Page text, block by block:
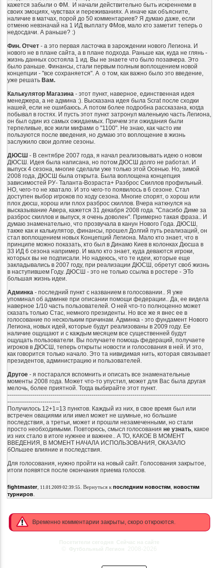
кажется забыли о ФМ. И начали действительно быть искреннеми в
своих эмоциях, чувствах и переживаниях. А иначе как объясните,
наличие в матчах, порой до 50 комментариев? Я думаю даже, если
отменю невзначай на 1 ИД выплату ФМов, мало кто заметит теперь о
недосдачи. А раньше? :)
Фин. Отчет- а это первая ласточка в зарождении нового Легиона. И
нового не в плане сайта, а в плане подхода. Раньше как, куда не глянь -
жизнь данных состояла 1 ид. Вы не знаете что было позавчера. Это
было раньше. Финансы, стали первым полным воплощением новой
концепции - "все сохраняется". А о том, как важно было это введение,
уже решать Вам.
Калькулятор Магазина- этот пункт, наверное, единственная идея
менеджера, а не админа :). Высказана идея была Scrat после сходки
нашей, если не ошибаюсь..А потом более подробна рассказана, когда
побывал в гостях. И пусть этот пункт затронул маленькую часть Легиона,
он был один из самых ожидаемых. Причем эти ожидания были
терпеливые, все жили мифами о "1100". Не знаю, как часто им
пользуются после введения, но думаю это воплощение в жизнь
заслужило свои долгие сезоны.
ДЮСШ - В сентябре 2007 года, я начал реализовывать идею о новом
ДЮСШ. Идея была написана, но потом ДЮСШ долго не работал. И
выпуск 4 сезона, многие сделали уже только этой Осенью. Но, зимой
2008 года, ДЮСШ была открыта. Была воплощена концепция
зависимостей РУ- Таланта-Возраста+ Разброс Скиллов профильный.
НО, чего-то не хватало. И это чего-то появилось в 6 сезоне. Стал
доступен выбор игроков по ходу сезона. Многие спорят, о хорош или
плох дюсш, хорош или плох разброс скиллов. Вчера наткнулся на
высказывание Авера, кажется 31 декабря 2008 года. "Спасибо Диме за
разброс скиллов и выпуск, я очень доволен". Примерно такая фраза.. И
думаю знаменательно, что прозвучала в канун Нового Года. ДЮСШ,
также как и калькулятор, финансы, прошел Долгий путь реализаций, он
стал воплощением новых Концепций Легиона. Мало кто знает, что в
принципе можно показать, кто был в Динамо Киев в колонках Дюсша в
33 ИД 6 сезона например. И мало кто знает, куда деваются игроки,
которых вы не подписали. Но надеюсь, что те идеи, которые еще
закладывались в 2007 году, при реализации ДЮСШ, обретут своб жизнь
в наступившем Году. ДЮСШ - это не только ссылка в ростере - ЭТо
большая жизнь идеи.
Админка- последний пункт с названием в голосовании.. Я уже
упоминал об админке при описании помощи федерации.. Да, ее видела
наверное 1/10 часть пользователей. О ней что-то полноценно может
сказать только Стас, немного президенты. Но все же я внес ее в
голосование по нескольким причинам. Админка - это фундамент Нового
Легиона, новых идей, которые будут реализованы в 2009 году. Ее
наличие ощущают и с каждым месяцем все существенней будут
ощущать пользователи. Вы получаете помощь федераций, получаете
игроков в ДЮСШ, теперь открыты новости и голосования в ней. И это,
как говорится только начало. Это та нивидимая нить, которая связывает
президентов, администрацию и пользователей.
Другое- я постарался вспомнить и описать все знаменательные
моменты 2008 года. Может что-то упустил, может для Вас была другая
мелочь, более приятной. Тогда выбирайте этот пункт.
--------------------------------------------------------------------------------------------------------
---------------------------
Получилось 12+1=13 пунктов. Каждый из них, в свое время был или
встречен овациями или имел может не шумные, но большие
последствия, а третьи, может и прошли незамеченными, но стали
просто необходимыми. Повторюсь, смысл голосования не узнать, какое
из них стало в итоге нужнее и важнее.. А ТО, КАКОЕ В МОМЕНТ
ВВЕДЕНИЯ, В МОМЕНТ НАЧАЛА ИСПОЛЬЗОВАНИЯ, ОКАЗАЛО
бОльшее влияние и последствия.
Для голосования, нужно пройти на новый сайт. Голосования закрытое,
итоги появятся после окончания приема голосов.
fightmaster, 11.01.2009 02:39:55 . Вернуться к последним новостям, новостям
турниров.
Временно комментарии закрыты, скоро откроются.